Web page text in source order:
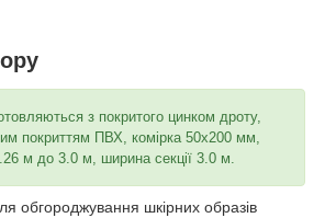
з покритого цинком дроту,
покриттям ПВХ, комірка 50х200 мм,
м до 3.0 м, ширина секції 3.0 м.
обгороджування шкірних образів